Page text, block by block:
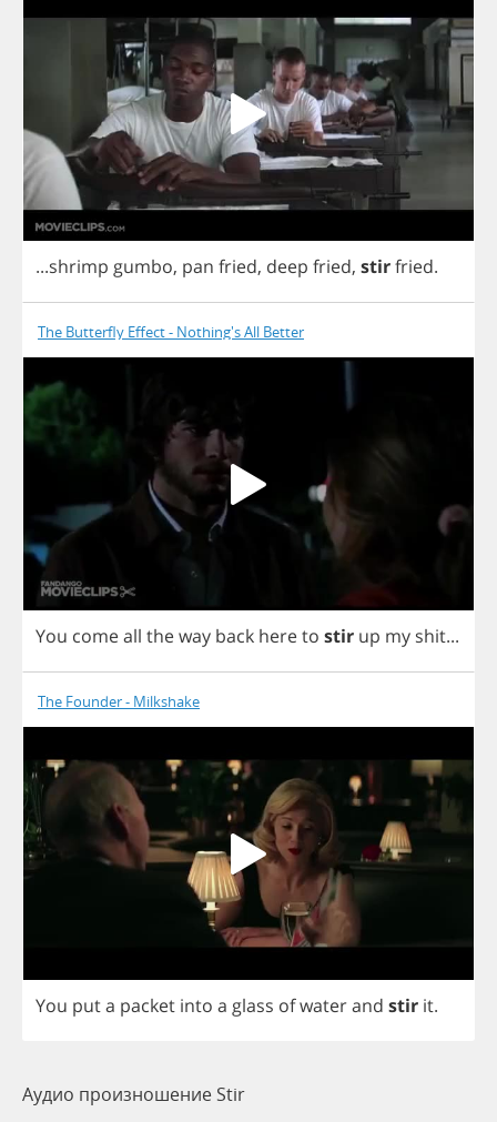
...shrimp gumbo, pan fried, deep fried, stirfried.
The Butterfly Effect - Nothing's All Better
You comeall theway back hereto stir up my shit...
The Founder - Milkshake
You puta packet into a glass ofwaterand stir it.
Аудио произношение Stir